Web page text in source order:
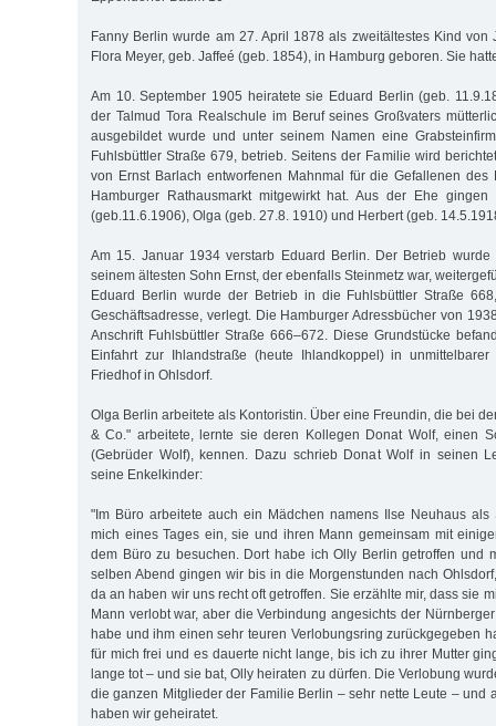
Fanny Berlin wurde am 27. April 1878 als zweitältestes Kind von
Flora Meyer, geb. Jaffeé (geb. 1854), in Hamburg geboren. Sie
Am 10. September 1905 heiratete sie Eduard Berlin (geb.
der Talmud Tora Realschule im Beruf seines Großvaters
ausgebildet wurde und unter seinem Namen eine
Fuhlsbüttler Straße 679, betrieb. Seitens der Familie wird
von Ernst Barlach entworfenen Mahnmal für die Gefallenen des
Hamburger Rathausmarkt mitgewirkt hat. Aus der Ehe
(geb.11.6.1906), Olga (geb. 27.8. 1910) und Herbert (geb.
Am 15. Januar 1934 verstarb Eduard Berlin. Der Betrieb
seinem ältesten Sohn Ernst, der ebenfalls Steinmetz war,
Eduard Berlin wurde der Betrieb in die Fuhlsbüttler Straße
Geschäftsadresse, verlegt. Die Hamburger Adressbücher von
Anschrift Fuhlsbüttler Straße 666–672. Diese Grundstücke
Einfahrt zur Ihlandstraße (heute Ihlandkoppel) in
Friedhof in Ohlsdorf.
Olga Berlin arbeitete als Kontoristin. Über eine Freundin, die bei
& Co." arbeitete, lernte sie deren Kollegen Donat Wolf, einen
(Gebrüder Wolf), kennen. Dazu schrieb Donat Wolf in seinen
seine Enkelkinder:
"Im Büro arbeitete auch ein Mädchen namens Ilse Neuhaus
mich eines Tages ein, sie und ihren Mann gemeinsam mit
dem Büro zu besuchen. Dort habe ich Olly Berlin getroffen und
selben Abend gingen wir bis in die Morgenstunden nach
da an haben wir uns recht oft getroffen. Sie erzählte mir, dass sie
Mann verlobt war, aber die Verbindung angesichts der
habe und ihm einen sehr teuren Verlobungsring zurückgegeben
für mich frei und es dauerte nicht lange, bis ich zu ihrer Mutter
lange tot – und sie bat, Olly heiraten zu dürfen. Die Verlobung
die ganzen Mitglieder der Familie Berlin – sehr nette Leute – und
haben wir geheiratet.